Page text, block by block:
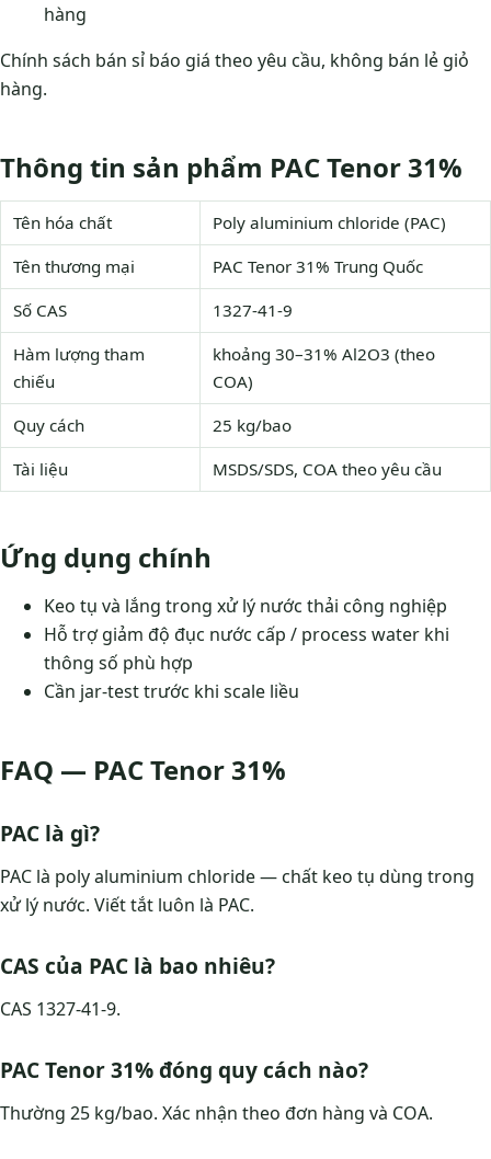
hàng
Chính sách bán sỉ báo giá theo yêu cầu, không bán lẻ giỏ
hàng.
Thông tin sản phẩm PAC Tenor 31%
Tên hóa chất
Poly aluminium chloride (PAC)
Tên thương mại
PAC Tenor 31% Trung Quốc
Số CAS
1327-41-9
Hàm lượng tham
chiếu
khoảng 30–31% Al2O3 (theo
COA)
Quy cách
25 kg/bao
Tài liệu
MSDS/SDS, COA theo yêu cầu
Ứng dụng chính
Keo tụ và lắng trong xử lý nước thải công nghiệp
Hỗ trợ giảm độ đục nước cấp / process water khi
thông số phù hợp
Cần jar-test trước khi scale liều
FAQ — PAC Tenor 31%
PAC là gì?
PAC là poly aluminium chloride — chất keo tụ dùng trong
xử lý nước. Viết tắt luôn là PAC.
CAS của PAC là bao nhiêu?
CAS 1327-41-9.
PAC Tenor 31% đóng quy cách nào?
Thường 25 kg/bao. Xác nhận theo đơn hàng và COA.